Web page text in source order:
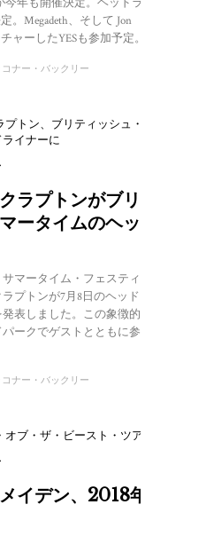
。Megadeth、そして Jon
ャーしたYESも参加予定。
コナー・バックリー
ラプトンがブリティ
ータイムのヘッドラ
マータイム・フェスティバル
プトンが7月8日のヘッドライナ
表しました。この象徴的なギタ
ークでゲストとともに参加しま
コナー・バックリー
イデン、2018年ツ